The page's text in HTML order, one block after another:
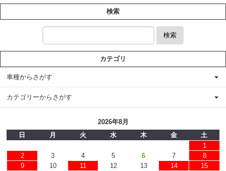
検索
検索
カテゴリ
車種からさがす
カテゴリーからさがす
2026年8月
日
月 火 水 木 金
土
1
2
3 4 5 6 7
8
9
10 11 12 13 14
15